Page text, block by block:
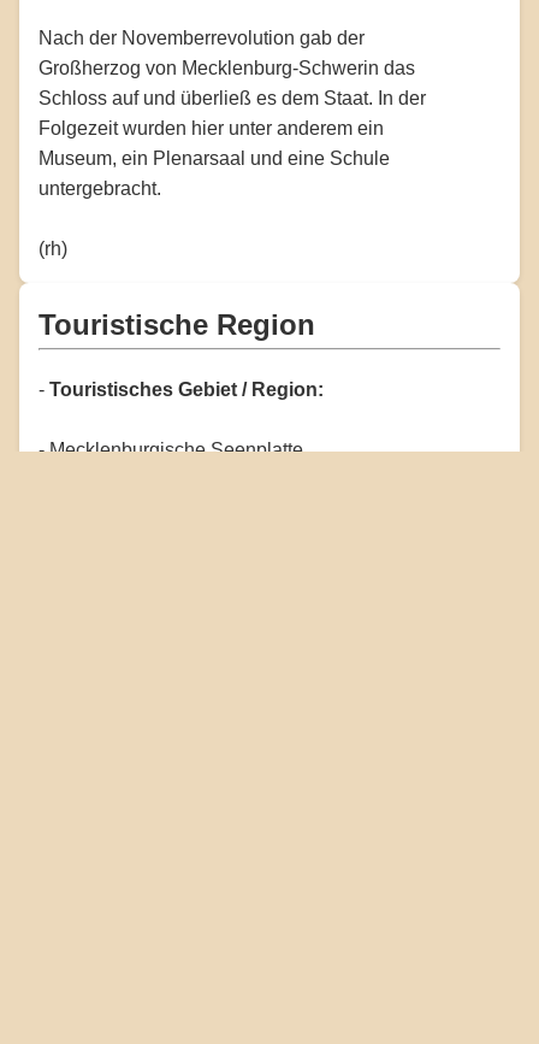
Nach der Novemberrevolution gab der
Großherzog von Mecklenburg-Schwerin das
Schloss auf und überließ es dem Staat. In der
Folgezeit wurden hier unter anderem ein
Museum, ein Plenarsaal und eine Schule
untergebracht.
(rh)
Touristische Region
- Touristisches Gebiet / Region:
- Mecklenburgische Seenplatte